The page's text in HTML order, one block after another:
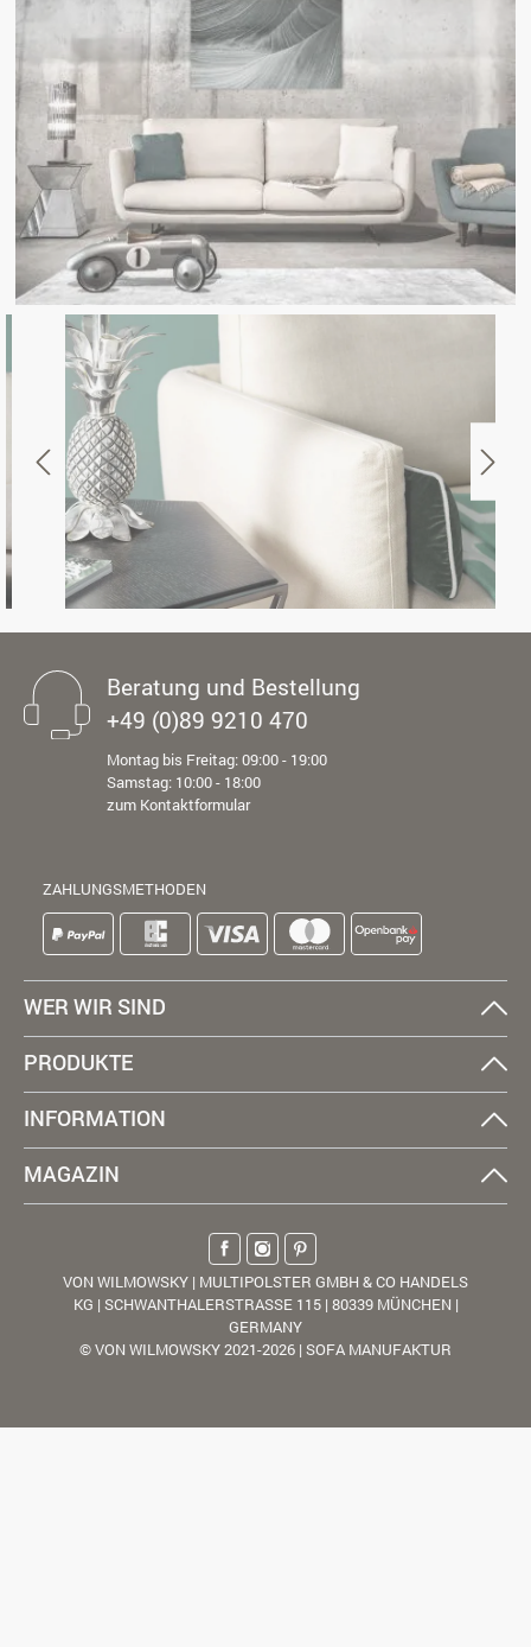
Beratung und Bestellung
+49 (0)89 9210 470
Montag bis Freitag: 09:00 - 19:00
Samstag: 10:00 - 18:00
zum Kontaktformular
ZAHLUNGSMETHODEN
WER WIR SIND
PRODUKTE
INFORMATION
MAGAZIN
VON WILMOWSKY | MULTIPOLSTER GMBH & CO HANDELS
KG | SCHWANTHALERSTRASSE 115 | 80339 MÜNCHEN |
GERMANY
© VON WILMOWSKY 2021-2026 | SOFA MANUFAKTUR